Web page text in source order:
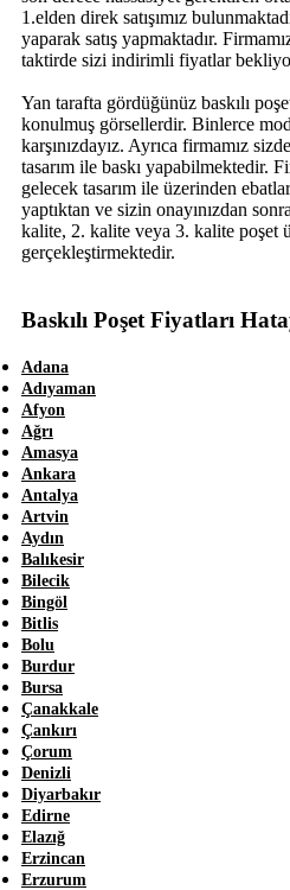
1.elden direk satışımız
yaparak satış yapmaktadır.
taktirde sizi indirimli fiyatlar
Yan tarafta gördüğünüz baskılı
konulmuş görsellerdir. Binlerce
karşınızdayız. Ayrıca firmamız
tasarım ile baskı yapabilmektedir.
gelecek tasarım ile üzerinden
yaptıktan ve sizin onayınızdan
kalite, 2. kalite veya 3. kalite poşet
gerçekleştirmektedir.
Baskılı Poşet Fiyatları
Adana
Adıyaman
Afyon
Ağrı
Amasya
Ankara
Antalya
Artvin
Aydın
Balıkesir
Bilecik
Bingöl
Bitlis
Bolu
Burdur
Bursa
Çanakkale
Çankırı
Çorum
Denizli
Diyarbakır
Edirne
Elazığ
Erzincan
Erzurum